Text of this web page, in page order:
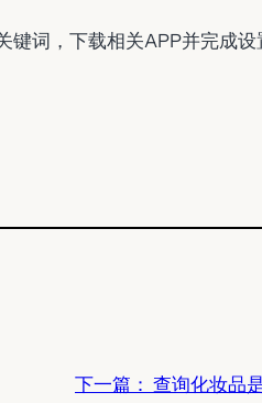
词，下载相关APP并完成设
下一篇： 查询化妆品